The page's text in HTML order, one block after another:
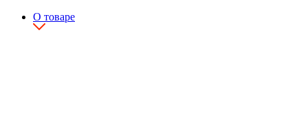
О товаре